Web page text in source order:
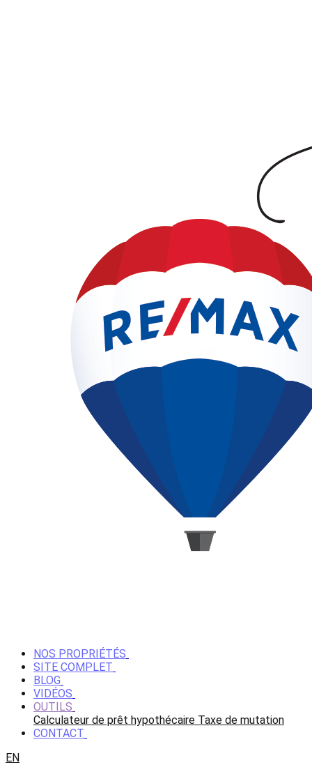
NOS PROPRIÉTÉS
SITE COMPLET
BLOG
VIDÉOS
OUTILS
Calculateur de prêt hypothécaire Taxe de mutation
CONTACT
EN